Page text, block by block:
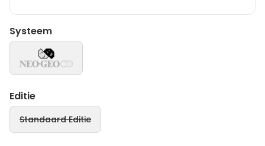
Systeem
Editie
Standaard Editie